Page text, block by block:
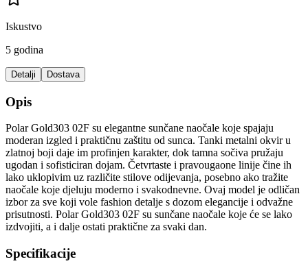
Iskustvo
5 godina
Detalji Dostava
Opis
Polar Gold303 02F su elegantne sunčane naočale koje spajaju
moderan izgled i praktičnu zaštitu od sunca. Tanki metalni okvir u
zlatnoj boji daje im profinjen karakter, dok tamna sočiva pružaju
ugodan i sofisticiran dojam. Četvrtaste i pravougaone linije čine ih
lako uklopivim uz različite stilove odijevanja, posebno ako tražite
naočale koje djeluju moderno i svakodnevne. Ovaj model je odličan
izbor za sve koji vole fashion detalje s dozom elegancije i odvažne
prisutnosti. Polar Gold303 02F su sunčane naočale koje će se lako
izdvojiti, a i dalje ostati praktične za svaki dan.
Specifikacije